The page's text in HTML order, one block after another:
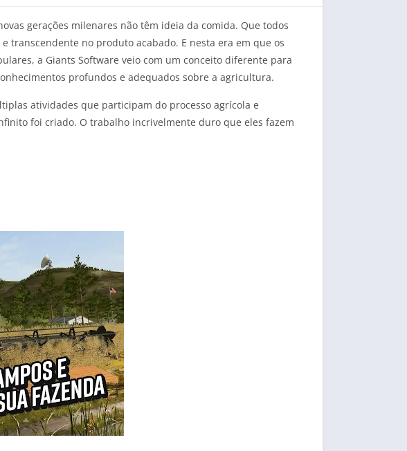
gerações milenares não têm ideia da comida. Que todos
transcendente no produto acabado. E nesta era em que os
a Giants Software veio com um conceito diferente para
profundos e adequados sobre a agricultura.
atividades que participam do processo agrícola e
foi criado. O trabalho incrivelmente duro que eles fazem